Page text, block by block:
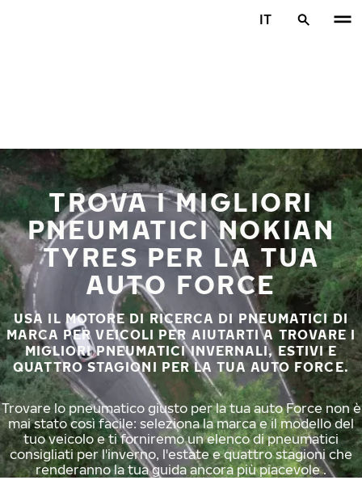
IT
TROVA I MIGLIORI
PNEUMATICI NOKIAN
TYRES PER LA TUA
AUTO FORCE
USA IL MOTORE DI RICERCA DI PNEUMATICI DI
MARCA PER VEICOLI PER AIUTARTI A TROVARE I
MIGLIORI PNEUMATICI INVERNALI, ESTIVI E
QUATTRO STAGIONI PER LA TUA AUTO FORCE.
Trovare lo pneumatico giusto per la tua auto Force non è
mai stato così facile: seleziona la marca e il modello del
tuo veicolo e ti forniremo un elenco di pneumatici
consigliati per l'inverno, l'estate e quattro stagioni che
renderanno la tua guida ancora più piacevole .